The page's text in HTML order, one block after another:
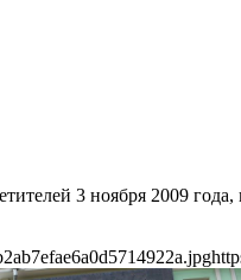
3 ноября 2009